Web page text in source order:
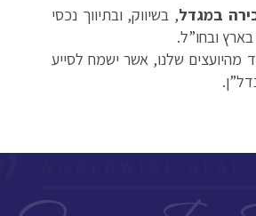
במגדל, בשיווק, ובתיווך נכסי
בארץ ובחו”ל.
שלנו, אשר ישמח לסייע